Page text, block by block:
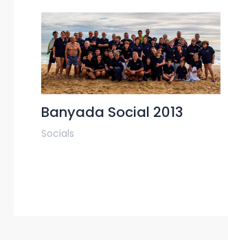
Banyada Social 2013
Socials